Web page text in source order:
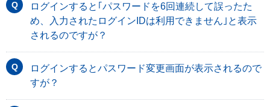
ログインすると｢パスワードを6回連続して誤ったた
め、入力されたログインIDは利用できません｣と表示
されるのですが？
ログインするとパスワード変更画面が表示されるので
すが？